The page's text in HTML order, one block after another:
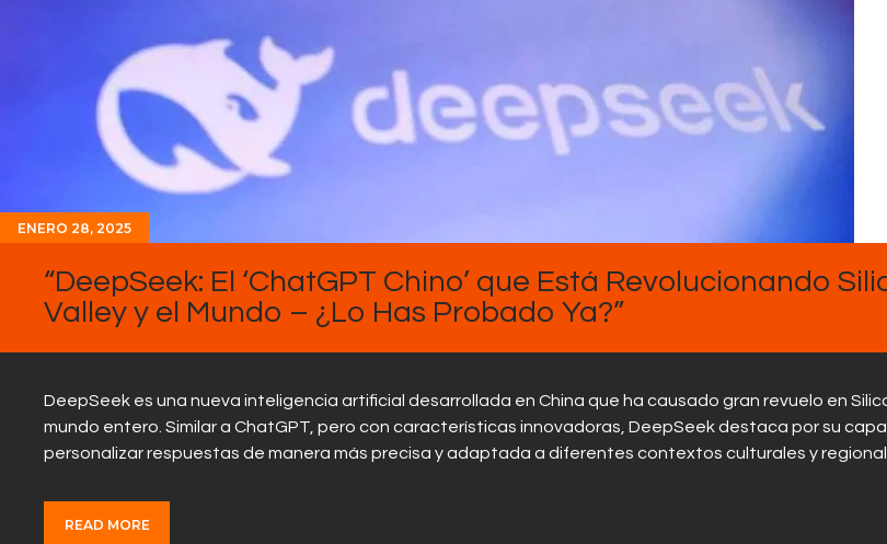
ENERO 28, 2025
“DeepSeek: El ‘ChatGPT Chino’ que Está Revolucionando
Valley y el Mundo – ¿Lo Has Probado Ya?”
DeepSeek es una nueva inteligencia artificial desarrollada en China que ha causado gran revuelo en
mundo entero. Similar a ChatGPT, pero con características innovadoras, DeepSeek destaca por su
personalizar respuestas de manera más precisa y adaptada a diferentes contextos culturales y
READ MORE